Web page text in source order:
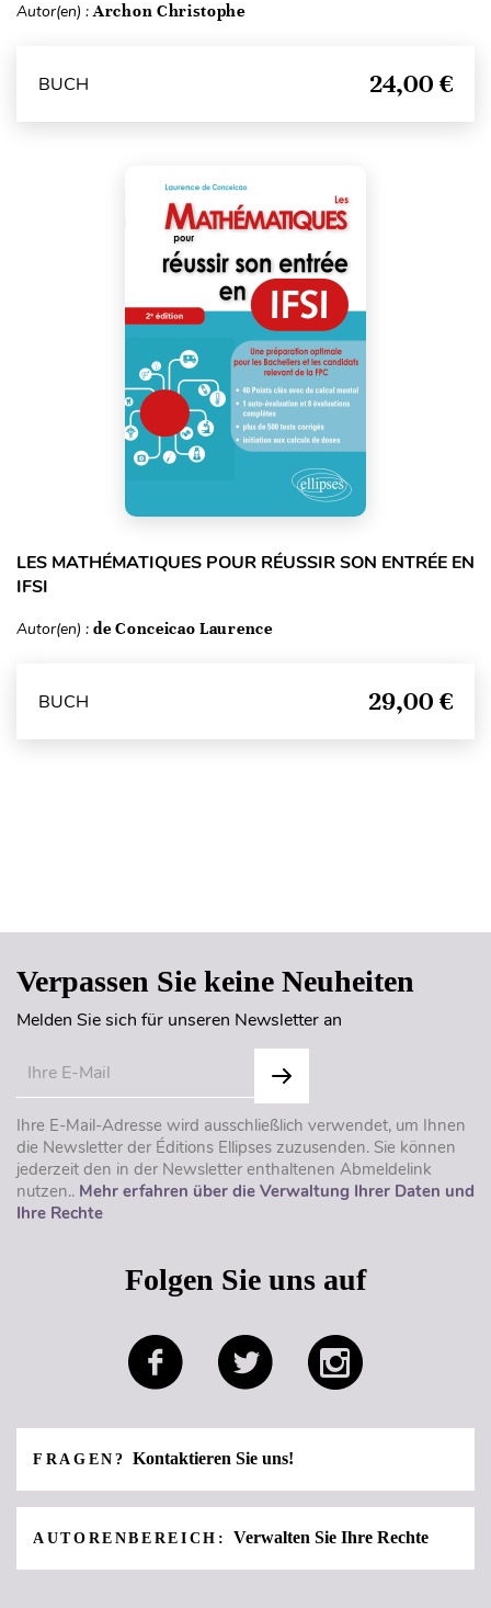
Autor(en) :Archon Christophe
BUCH 24,00 €
LES MATHÉMATIQUES POUR RÉUSSIR SON ENTRÉE EN
IFSI
Autor(en) : de Conceicao Laurence
BUCH 29,00 €
Verpassen Sie keine Neuheiten
Melden Sie sich für unseren Newsletter an
Ihre E-Mail-Adresse wird ausschließlich verwendet, um Ihnen
die Newsletter der Éditions Ellipses zuzusenden. Sie können
jederzeit den in der Newsletter enthaltenen Abmeldelink
nutzen.. Mehr erfahren über die Verwaltung Ihrer Daten und
Ihre Rechte
Folgen Sie uns auf
FRAGEN?Kontaktieren Sie uns!
AUTORENBEREICH: Verwalten Sie Ihre Rechte